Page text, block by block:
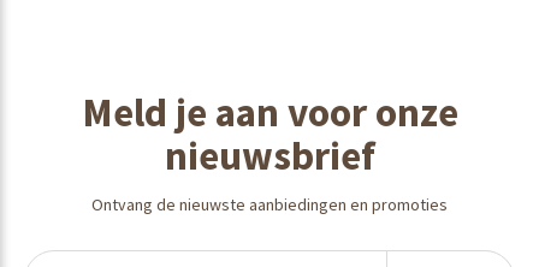
Meld je aan voor onze
nieuwsbrief
Ontvang de nieuwste aanbiedingen en promoties